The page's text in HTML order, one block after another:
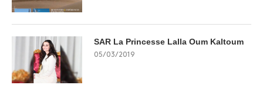
SAR La Princesse Lalla Oum Kaltoum
05/03/2019